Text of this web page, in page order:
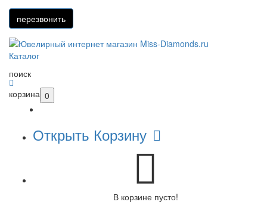
Каталог
поиск
корзина 0
Открыть Корзину
В корзине пусто!